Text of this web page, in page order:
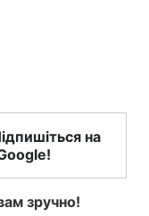
на
зручно!